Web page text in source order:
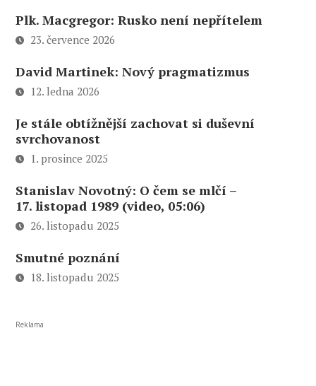
Plk. Macgregor: Rusko není nepřítelem
23. července 2026
David Martinek: Nový pragmatizmus
12. ledna 2026
Je stále obtížnější zachovat si duševní
svrchovanost
1. prosince 2025
Stanislav Novotný: O čem se mlčí –
17. listopad 1989 (video, 05:06)
26. listopadu 2025
Smutné poznání
18. listopadu 2025
Reklama